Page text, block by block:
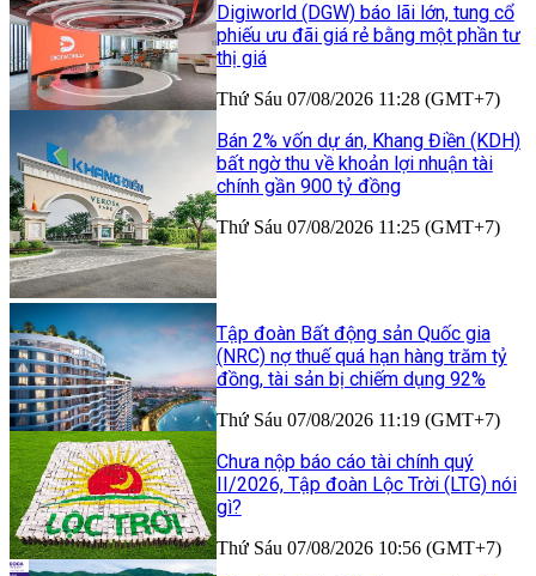
Digiworld (DGW) báo lãi lớn, tung cổ
phiếu ưu đãi giá rẻ bằng một phần tư
thị giá
Thứ Sáu 07/08/2026 11:28 (GMT+7)
Bán 2% vốn dự án, Khang Điền (KDH)
bất ngờ thu về khoản lợi nhuận tài
chính gần 900 tỷ đồng
Thứ Sáu 07/08/2026 11:25 (GMT+7)
Tập đoàn Bất động sản Quốc gia
(NRC) nợ thuế quá hạn hàng trăm tỷ
đồng, tài sản bị chiếm dụng 92%
Thứ Sáu 07/08/2026 11:19 (GMT+7)
Chưa nộp báo cáo tài chính quý
II/2026, Tập đoàn Lộc Trời (LTG) nói
gì?
Thứ Sáu 07/08/2026 10:56 (GMT+7)